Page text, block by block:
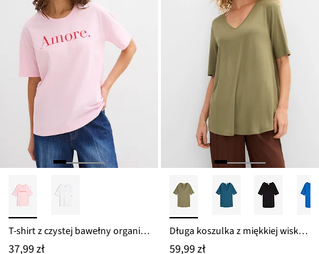
T-shirt z czystej bawełny organicznej
37,99 zł
Długa koszulka z miękkiej wiskozy
59,99 zł